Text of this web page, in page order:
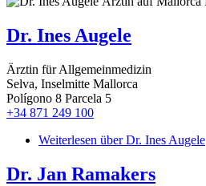
Dr. Ines Augele
Ärztin für Allgemeinmedizin
Selva, Inselmitte Mallorca
Polígono 8 Parcela 5
+34 871 249 100
Weiterlesen über Dr. Ines Augele
Dr. Jan Ramakers